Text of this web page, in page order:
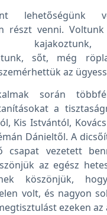
lehetőségünk
részt venni. Voltunk
sőt, még
az
során
a
Kis Istvántól,
Dánieltől. A
csapat vezetett
az egész
köszönjük,
volt, és nagyon
ezeken az